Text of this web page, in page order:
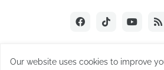
Our website uses cookies to improve